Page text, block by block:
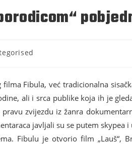
Fibula, već tradicionalna
ali i srca publike koja ih je
zvijezdu iz žanra
javljali su se putem
Fibulu je otvorio film „Lauš“,